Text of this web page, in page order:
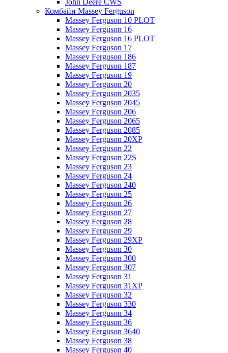
John Deere CWS
Комбайн Massey Ferguson
Massey Ferguson 10 PLOT
Massey Ferguson 16
Massey Ferguson 16 PLOT
Massey Ferguson 17
Massey Ferguson 186
Massey Ferguson 187
Massey Ferguson 19
Massey Ferguson 20
Massey Ferguson 2035
Massey Ferguson 2045
Massey Ferguson 206
Massey Ferguson 2065
Massey Ferguson 2085
Massey Ferguson 20XP
Massey Ferguson 22
Massey Ferguson 22S
Massey Ferguson 23
Massey Ferguson 24
Massey Ferguson 240
Massey Ferguson 25
Massey Ferguson 26
Massey Ferguson 27
Massey Ferguson 28
Massey Ferguson 29
Massey Ferguson 29XP
Massey Ferguson 30
Massey Ferguson 300
Massey Ferguson 307
Massey Ferguson 31
Massey Ferguson 31XP
Massey Ferguson 32
Massey Ferguson 330
Massey Ferguson 34
Massey Ferguson 36
Massey Ferguson 3640
Massey Ferguson 38
Massey Ferguson 40